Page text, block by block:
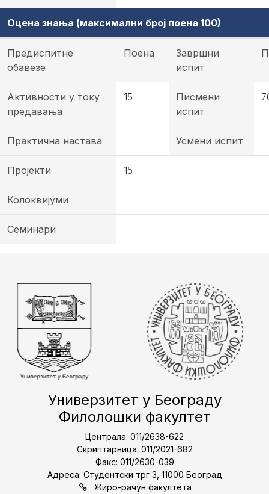
Оцена знања (максимални број поена 100)
Предиспитне
обавезе
Поена
Завршни
испит
Активности у току
предавања
15
Писмени
испит
Практична настава Усмени испит
Пројекти 15
Колоквијуми
Семинари
Универзитет у Београду
Филолошки факултет
Централа: 011/2638-622
Скриптарница: 011/2021-682
Факс: 011/2630-039
Адреса: Студентски трг 3, 11000 Београд
Жиро-рачун факултета